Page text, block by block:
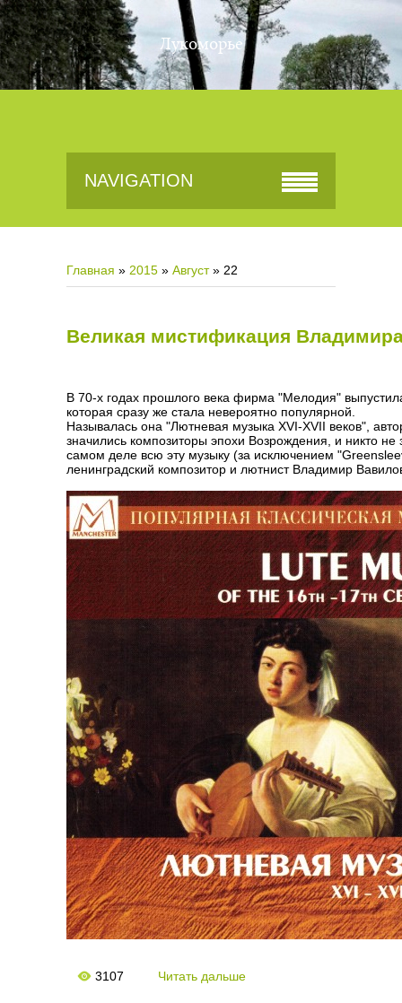
Лукоморье
NAVIGATION
Главная » 2015 » Август » 22
Великая мистификация
В 70-х годах прошлого века фирма "Мелодия"
которая сразу же стала невероятно популярной.
Называлась она "Лютневая музыка XVI-XVII веков",
значились композиторы эпохи Возрождения, и никто не
самом деле всю эту музыку (за исключением
ленинградский композитор и лютнист Владимир
3107 Читать дальше